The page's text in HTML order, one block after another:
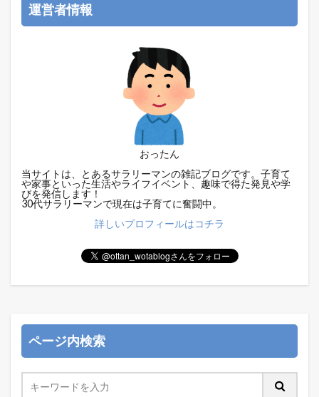
運営者情報
おったん
当サイトは、とあるサラリーマンの雑記ブログです。子育て
や家事といった生活やライフイベント、趣味で得た発見や学
びを発信します！
30代サラリーマンで現在は子育てに奮闘中。
詳しいプロフィールはコチラ
ページ内検索